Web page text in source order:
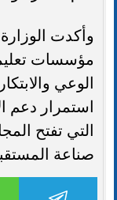
وأكدت
مؤسسات
الوعي
استمرار دعم
التي تفتح
صناعة